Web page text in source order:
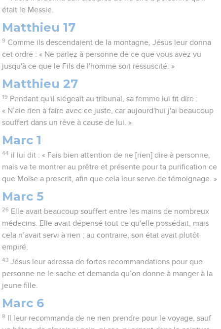
était le Messie.
Matthieu 17
9 Comme ils descendaient de la montagne, Jésus leur donna
cet ordre : « Ne parlez à personne de ce que vous avez vu
jusqu'à ce que le Fils de l'homme soit ressuscité. »
Matthieu 27
19 Pendant qu'il siégeait au tribunal, sa femme lui fit dire :
« N’aie rien à faire avec ce juste, car aujourd'hui j'ai beaucoup
souffert dans un rêve à cause de lui. »
Marc 1
44 il lui dit : « Fais bien attention de ne [rien] dire à personne,
mais va te montrer au prêtre et présente pour ta purification ce
que Moïse a prescrit, afin que cela leur serve de témoignage. »
Marc 5
26 Elle avait beaucoup souffert entre les mains de nombreux
médecins. Elle avait dépensé tout ce qu'elle possédait, mais
cela n’avait servi à rien ; au contraire, son état avait plutôt
empiré.
43 Jésus leur adressa de fortes recommandations pour que
personne ne le sache et demanda qu’on donne à manger à la
jeune fille.
Marc 6
8
Il leur recommanda de ne rien prendre pour le voyage, sauf